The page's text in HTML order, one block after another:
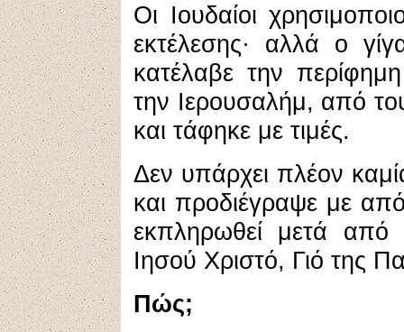
Οι Ιουδαίοι
εκτέλεσης· αλλά ο
κατέλαβε την
την Ιερουσαλήμ, από
και τάφηκε με τιμές.
Δεν υπάρχει πλέον
και προδιέγραψε με
εκπληρωθεί μετά από
Ιησού Χριστό, Γιό της
Πώς;